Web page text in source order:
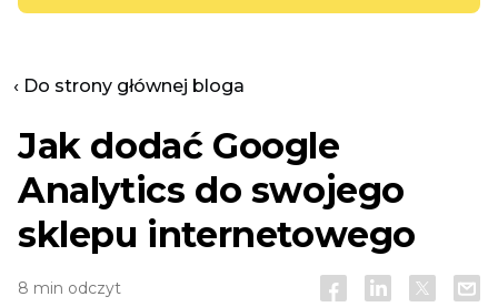
‹ Do strony głównej bloga
Jak dodać Google
Analytics do swojego
sklepu internetowego
8 min odczyt